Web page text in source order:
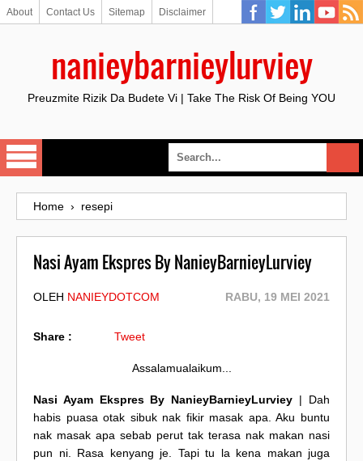
About Contact Us Sitemap Disclaimer
nanieybarnieylurviey
Preuzmite Rizik Da Budete Vi | Take The Risk Of Being YOU
Home › resepi
Nasi Ayam Ekspres By NanieyBarnieyLurviey
OLEH NANIEYDOTCOM RABU, 19 MEI 2021
Share : Tweet
Assalamualaikum...
Nasi Ayam Ekspres By NanieyBarnieyLurviey | Dah
habis puasa otak sibuk nak fikir masak apa. Aku buntu
nak masak apa sebab perut tak terasa nak makan nasi
pun ni. Rasa kenyang je. Tapi tu la kena makan juga